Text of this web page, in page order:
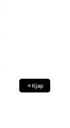
Kjøp